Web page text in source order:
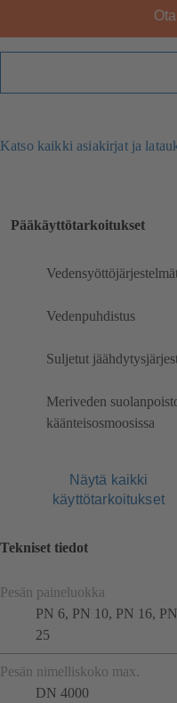
Katso kaikki asiakirjat ja
Pääkäyttötarkoitukset
Vedenpuhdistus
Suljetut
Meriveden
käänteisosmoosissa
Näytä kaikki
käyttötarkoitukset
Tekniset tiedot
Pesän paineluokka
PN 6, PN 10, PN 16,
25
Pesän nimelliskoko max.
DN 4000